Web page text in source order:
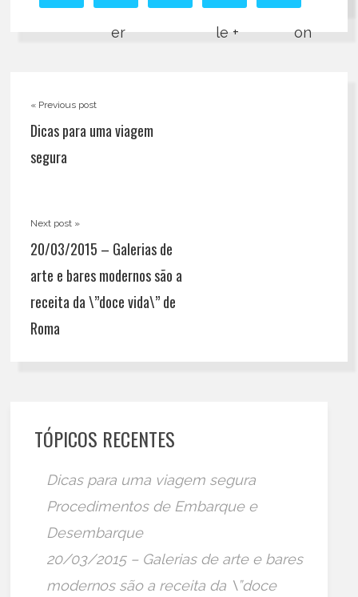
« Previous post
Dicas para uma viagem
segura
Next post »
20/03/2015 – Galerias de
arte e bares modernos são a
receita da \”doce vida\” de
Roma
TÓPICOS RECENTES
Dicas para uma viagem segura
Procedimentos de Embarque e
Desembarque
20/03/2015 – Galerias de arte e bares
modernos são a receita da \”doce